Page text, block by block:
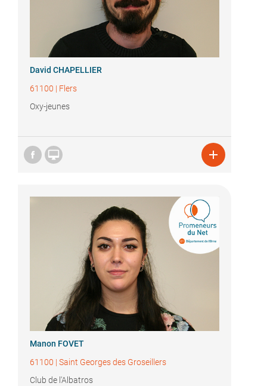
David CHAPELLIER
61100 | Flers
Oxy-jeunes
 
Manon FOVET
61100 | Saint Georges des Groseillers
Club de l'Albatros